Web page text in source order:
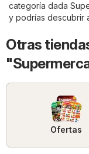
categoría dada
y podrías descubrir
Otras
Ofertas